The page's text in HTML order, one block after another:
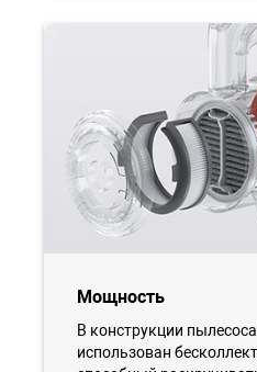
Мощность
В конструкции пылесоса
использован